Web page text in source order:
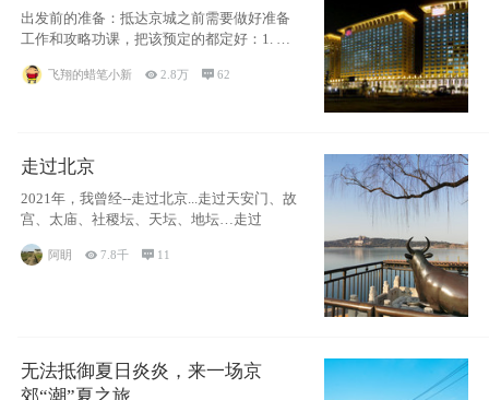
古七星夜景！
出发前的准备：抵达京城之前需要做好准备
工作和攻略功课，把该预定的都定好：1. 酒
飞翔的蜡笔小新 2.8万 62
走过北京
2021年，我曾经--走过北京...走过天安门、故
宫、太庙、社稷坛、天坛、地坛…走过
阿眀 7.8千  11
无法抵御夏日炎炎，来一场京